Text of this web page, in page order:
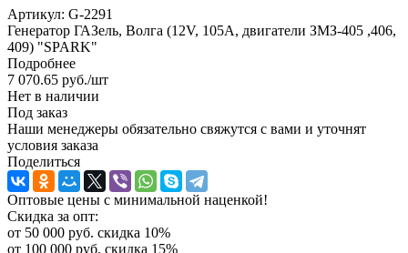
Артикул: G-2291
Генератор ГАЗель, Волга (12V, 105A, двигатели ЗМЗ-405 ,406,
409) "SPARK"
Подробнее
7 070.65 руб./шт
Нет в наличии
Под заказ
Наши менеджеры обязательно свяжутся с вами и уточнят
условия заказа
Поделиться
Оптовые цены с минимальной наценкой!
Скидка за опт:
от 50 000 руб. скидка 10%
от 100 000 руб. скидка 15%